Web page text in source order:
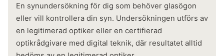
En synundersökning för dig som behöver glasögon
eller vill kontrollera din syn. Undersökningen utförs av
en legitimerad optiker eller en certifierad
optikrådgivare med digital teknik, där resultatet alltid